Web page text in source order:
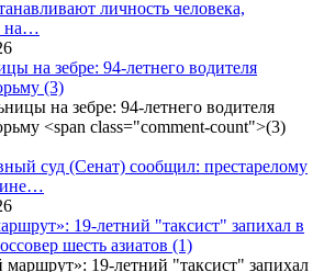
личность человека,
на…
на зебре: 94-летнего водителя
(3)
суд (Сенат) сообщил: престарелому
19-летний "таксист" запихал в
шесть азиатов (1)